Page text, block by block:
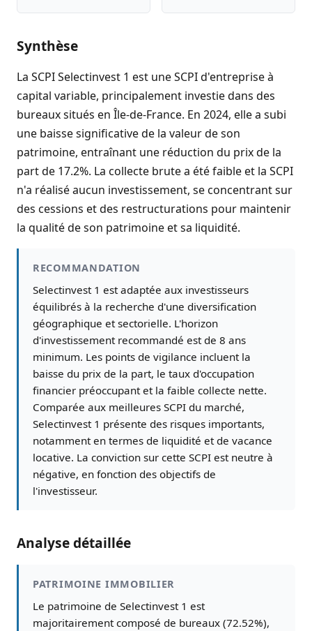
Synthèse
La SCPI Selectinvest 1 est une SCPI d'entreprise à
capital variable, principalement investie dans des
bureaux situés en Île-de-France. En 2024, elle a subi
une baisse significative de la valeur de son
patrimoine, entraînant une réduction du prix de la
part de 17.2%. La collecte brute a été faible et la SCPI
n'a réalisé aucun investissement, se concentrant sur
des cessions et des restructurations pour maintenir
la qualité de son patrimoine et sa liquidité.
RECOMMANDATION
Selectinvest 1 est adaptée aux investisseurs
équilibrés à la recherche d'une diversification
géographique et sectorielle. L'horizon
d'investissement recommandé est de 8 ans
minimum. Les points de vigilance incluent la
baisse du prix de la part, le taux d'occupation
financier préoccupant et la faible collecte nette.
Comparée aux meilleures SCPI du marché,
Selectinvest 1 présente des risques importants,
notamment en termes de liquidité et de vacance
locative. La conviction sur cette SCPI est neutre à
négative, en fonction des objectifs de
l'investisseur.
Analyse détaillée
PATRIMOINE IMMOBILIER
Le patrimoine de Selectinvest 1 est
majoritairement composé de bureaux (72.52%),